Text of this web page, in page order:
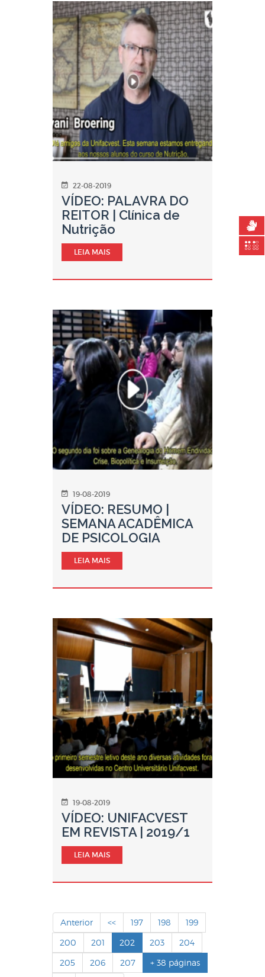
22-08-2019
VÍDEO: PALAVRA DO
REITOR | Clínica de
Nutrição
LEIA MAIS
19-08-2019
VÍDEO: RESUMO |
SEMANA ACADÊMICA
DE PSICOLOGIA
LEIA MAIS
19-08-2019
VÍDEO: UNIFACVEST
EM REVISTA | 2019/1
LEIA MAIS
Anterior << 197 198
199
200
201 202 203
204
205
206 207
+ 38 páginas